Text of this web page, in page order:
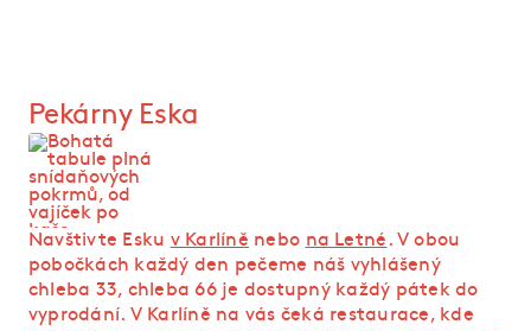
Pekárny Eska
Navštivte Esku v Karlíně nebo na Letné . V obou
pobočkách každý den pečeme náš vyhlášený
chleba 33, chleba 66 je dostupný každý pátek do
vyprodání. V Karlíně na vás čeká restaurace, kde